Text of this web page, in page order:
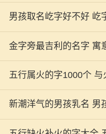
男孩取名屹字好不好 屹
金字旁最吉利的名字 寓
五行属火的字1000个
新潮洋气的男孩乳名 男